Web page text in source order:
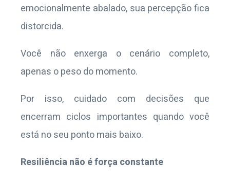
emocionalmente abalado, sua percepção fica
distorcida.
Você não enxerga o cenário completo,
apenas o peso do momento.
Por isso, cuidado com decisões que
encerram ciclos importantes quando você
está no seu ponto mais baixo.
Resiliência não é força constante